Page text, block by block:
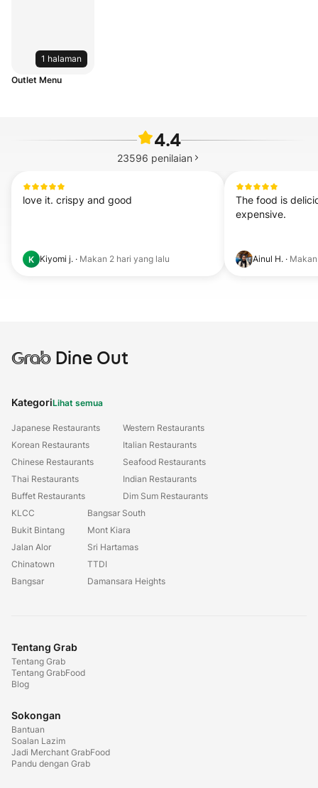
1 halaman
Outlet Menu
4.4
23596 penilaian
love it. crispy and good
K Kiyomi j. · Makan 2 hari yang lalu
The food is
expensive.
Ainul H. ·
GrabDine Out
KategoriLihat semua
Japanese Restaurants
Korean Restaurants
Chinese Restaurants
Thai Restaurants
Buffet Restaurants
Western Restaurants
Italian Restaurants
Seafood Restaurants
Indian Restaurants
Dim Sum Restaurants
KLCC
Bukit Bintang
Jalan Alor
Chinatown
Bangsar
Bangsar South
Mont Kiara
Sri Hartamas
TTDI
Damansara Heights
Tentang Grab
Tentang Grab
Tentang GrabFood
Blog
Sokongan
Bantuan
Soalan Lazim
Jadi Merchant GrabFood
Pandu dengan Grab